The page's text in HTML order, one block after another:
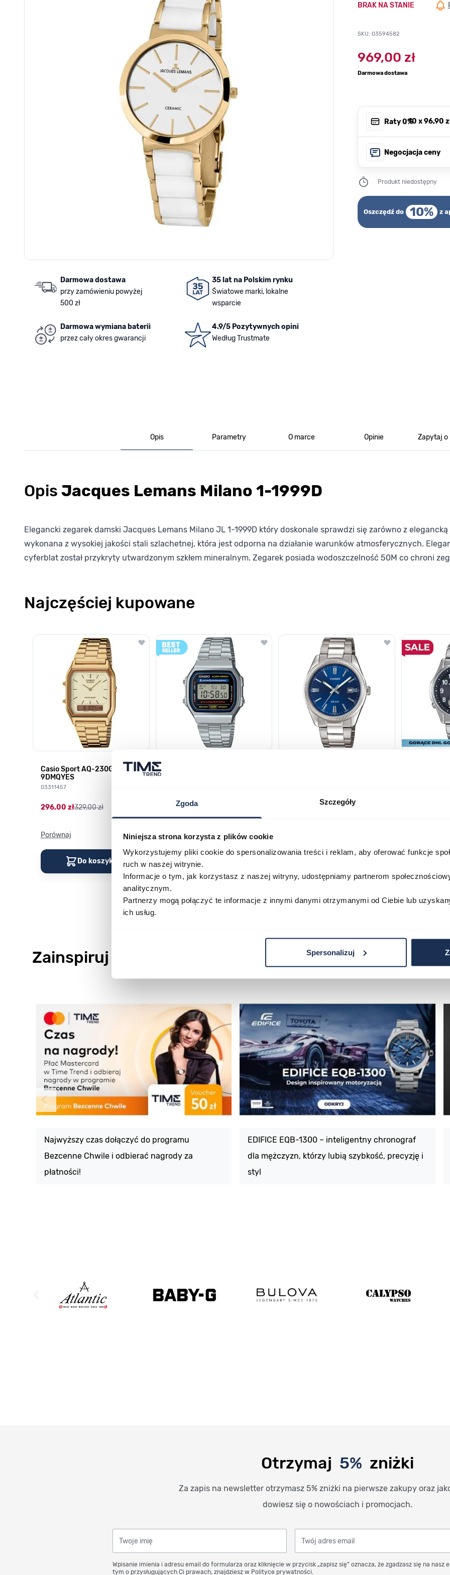
Zgoda Szczegóły
Niniejsza strona korzysta z plików cookie
Wykorzystujemy pliki cookie do spersonalizowania treści i reklam, aby oferować funkcje
ruch w naszej witrynie.
Informacje o tym, jak korzystasz z naszej witryny, udostępniamy partnerom
analitycznym.
Partnerzy mogą połączyć te informacje z innymi danymi otrzymanymi od Ciebie lub
ich usług.
Spersonalizuj
Darmowa dostawa
przy zamówieniu powyżej
500 zł
35 lat na Polskim rynku
Światowe marki, lokalne
wsparcie
Darmowa wymiana baterii
przez cały okres gwarancji
4.9/5 Pozytywnych opini
Według Trustmate
BRAK NA STANIE
SKU: 03594582
969,00 zł
Darmowa dostawa
Raty 0%, 10 x96,90
Negocjacja ceny
Produkt niedostępny
Oszczędź do 10% z
Opis Parametry O marce Opinie Zapytaj o
Opis Jacques Lemans Milano 1-1999D
Elegancki zegarek damski Jacques Lemans Milano JL 1-1999D który doskonale sprawdzi się zarówno z
wykonana z wysokiej jakości stali szlachetnej, która jest odporna na działanie warunków atmosferycznych.
cyferblat został przykryty utwardzonym szkłem mineralnym. Zegarek posiada wodoszczelność 50M co chroni
Najczęściej kupowane
Poruszanie się po elementach karuzeli jest możliwe za pomocą klawisza tabulacji. Możesz pominąć karuzelę lub przejść
Naciśnij, aby pominąć karuzelę
Naciśnij, aby przejść do nawigacji karuzeli
Casio Sport AQ-230GA-
9DMQYES
03311457
296,00 zł329,00 zł
Porównaj
Do koszyka
179,00 zł
Porównaj
Do koszyka
299,00 zł
Zainspiruj się
Najwyższy czas dołączyć do programu
Bezcenne Chwile i odbierać nagrody za
płatności!
EDIFICE EQB-1300 – inteligentny chronograf
dla mężczyzn, którzy lubią szybkość, precyzję i
styl
Otrzymaj 5% zniżki
Za zapis na newsletter otrzymasz 5% zniżki na pierwsze zakupy oraz
dowiesz się o nowościach i promocjach.
Wpisanie imienia i adresu email do formularza oraz kliknięcie w przycisk „zapisz się” oznacza, że zgadzasz się na
tym o przysługujących Ci prawach, znajdziesz w Polityce prywatności.